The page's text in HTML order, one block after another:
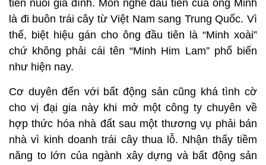
tiền nuôi gia đình. Món nghề đầu tiên của ông Minh
là đi buôn trái cây từ Việt Nam sang Trung Quốc. Vì
thế, biệt hiệu gán cho ông đầu tiên là “Minh xoài”
chứ không phải cái tên “Minh Him Lam” phổ biến
như hiện nay.
Cơ duyên đến với bất động sản cũng khá tình cờ
cho vị đại gia này khi mở một công ty chuyên về
hợp thức hóa nhà đất sau một thương vụ phải bán
nhà vì kinh doanh trái cây thua lỗ. Nhận thấy tiềm
năng to lớn của ngành xây dựng và bất động sản